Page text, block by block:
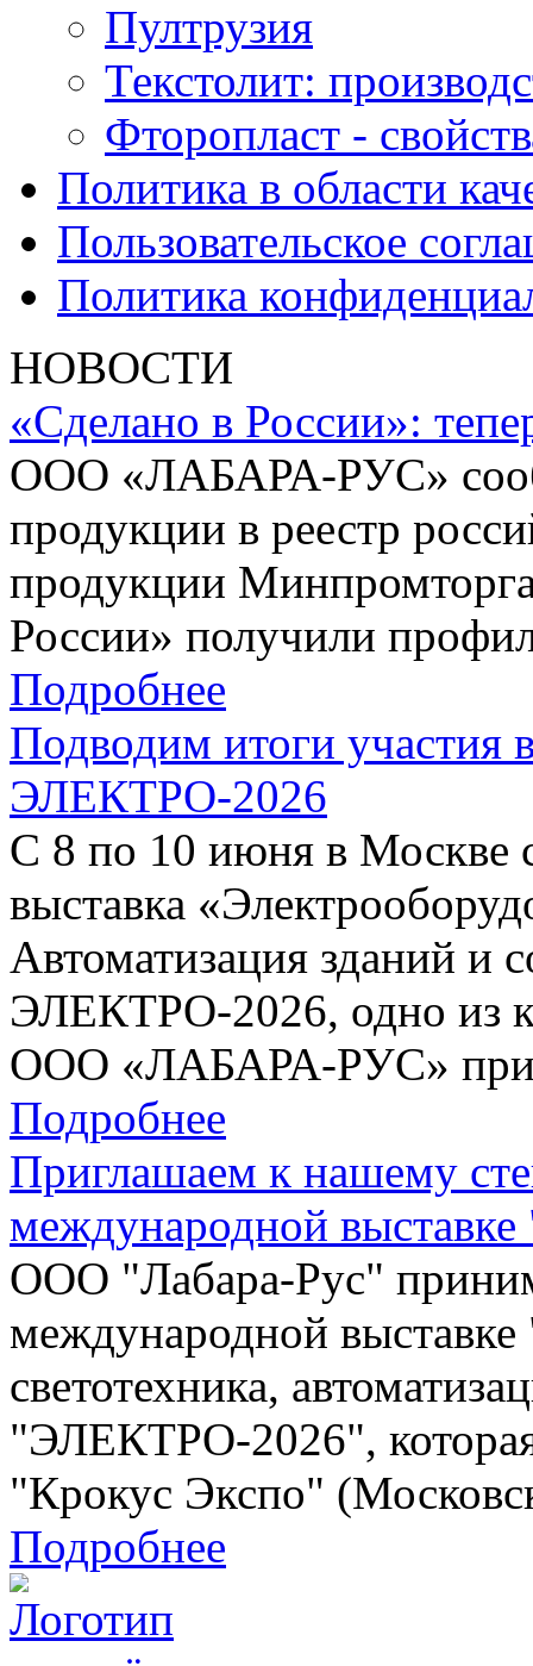
Пултрузия
Текстолит:
Фторопласт -
Политика в области
Пользовательское
Политика
НОВОСТИ
«Сделано в России»:
ООО «ЛАБАРА-РУС»
продукции в реестр
продукции
России» получили
Подробнее
Подводим итоги участия
ЭЛЕКТРО-2026
С 8 по 10 июня в Москве
выставка
Автоматизация зданий и
ЭЛЕКТРО-2026, одно из
ООО «ЛАБАРА-РУС»
Подробнее
Приглашаем к нашему
международной
ООО "Лабара-Рус"
международной
светотехника,
"ЭЛЕКТРО-2026",
"Крокус Экспо"
Подробнее